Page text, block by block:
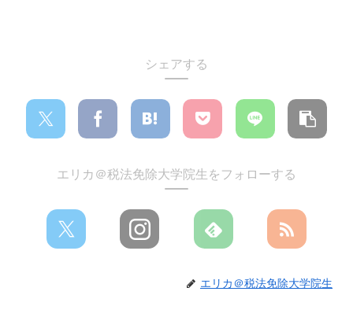
シェアする
エリカ＠税法免除大学院生をフォローする
エリカ＠税法免除大学院生